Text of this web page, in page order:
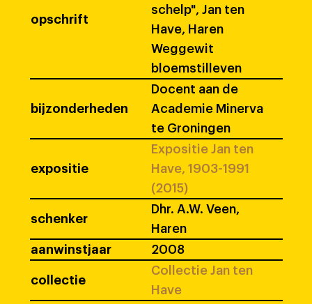
opschrift
schelp", Jan ten
Have, Haren
Weggewit
bloemstilleven
bijzonderheden
Docent aan de
Academie Minerva
te Groningen
expositie
Expositie Jan ten
Have, 1903-1991
(2015)
schenker
Dhr. A.W. Veen,
Haren
aanwinstjaar
2008
collectie
Collectie Jan ten
Have